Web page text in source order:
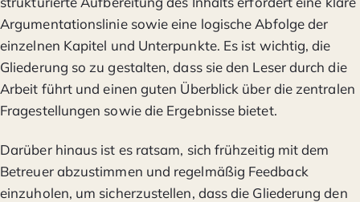
Argumentationslinie sowie eine logische Abfolge der
einzelnen Kapitel und Unterpunkte. Es ist wichtig, die
Gliederung so zu gestalten, dass sie den Leser durch die
Arbeit führt und einen guten Überblick über die zentralen
Fragestellungen sowie die Ergebnisse bietet.
Darüber hinaus ist es ratsam, sich frühzeitig mit dem
Betreuer abzustimmen und regelmäßig Feedback
einzuholen, um sicherzustellen, dass die Gliederung den